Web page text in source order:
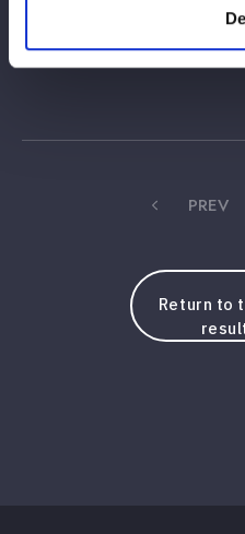
りがとうございます。バキューン
PREV
Return to